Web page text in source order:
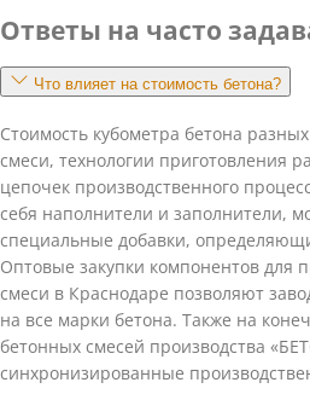
Ответы на часто
Что влияет на стоимость бетона?
Стоимость кубометра бетона
смеси, технологии приготовления
цепочек производственного
себя наполнители и заполнители,
специальные добавки,
Оптовые закупки компонентов для
смеси в Краснодаре позволяют
на все марки бетона. Также на
бетонных смесей производства
синхронизированные